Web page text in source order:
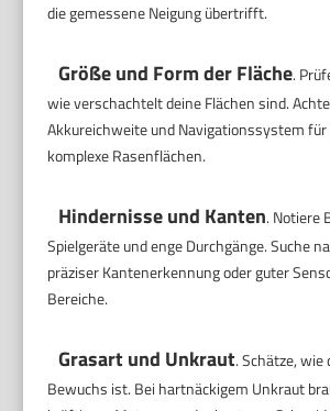
die gemessene Neigung übertrifft.
Größe und Form der Fläche.
wie verschachtelt deine Flächen sind.
Akkureichweite und Navigationssystem für
komplexe Rasenflächen.
Hindernisse und Kanten. Notiere
Spielgeräte und enge Durchgänge. Suche
präziser Kantenerkennung oder guter
Bereiche.
Grasart und Unkraut. Schätze,
Bewuchs ist. Bei hartnäckigem Unkraut